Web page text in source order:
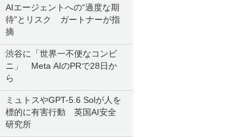
AIエージェントへの“過度な期
待”とリスク ガートナーが指
摘
渋谷に「世界一不便なコンビ
ニ」 Meta AIのPRで28日か
ら
ミュトスやGPT-5.6 Solが人を
標的に有害行動 英国AI安全
研究所